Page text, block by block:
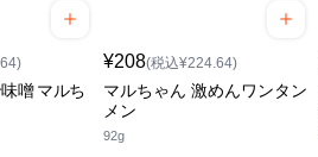
噌 マルち
¥208(税込¥224.64)
マルちゃん 激めんワンタン
メン
92g